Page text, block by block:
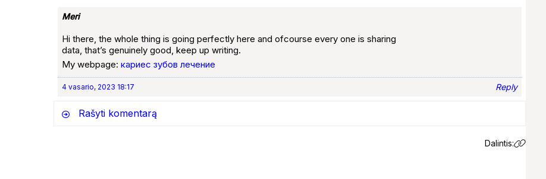
Meri
Hi there, the whole thing is going perfectly here and ofcourse every one is sharing
data, that’s genuinely good, keep up writing.
My webpage: кариес зубов лечение
4 vasario, 2023 18:17 Reply
Rašyti komentarą
Dalintis: